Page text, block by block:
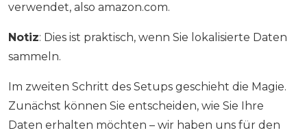
verwendet, also amazon.com.
Notiz: Dies ist praktisch, wenn Sie lokalisierte Daten
sammeln.
Im zweiten Schritt des Setups geschieht die Magie.
Zunächst können Sie entscheiden, wie Sie Ihre
Daten erhalten möchten – wir haben uns für den